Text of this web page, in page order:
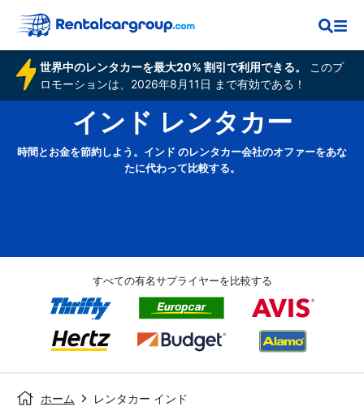
世界中のレンタカーを最大20% 割引で利用できる。
このプ
ロモーションは、2026年8月11日 まで有効である！
インド レンタカー
時間とお金を節約しよう。インド のレンタカー会社のオファーをあな
たに代わって比較する。
すべての有名サプライヤーを比較する
ホーム レンタカー インド